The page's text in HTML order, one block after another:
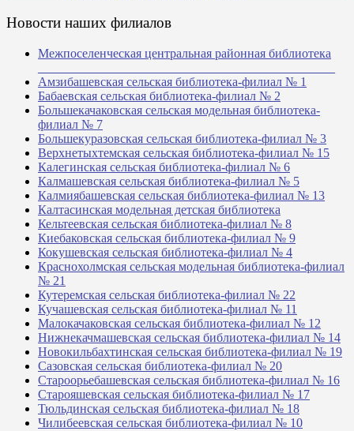
Новости наших филиалов
Межпоселенческая центральная районная библиотека
Амзибашевская сельская библиотека-филиал № 1
Бабаевская сельская библиотека-филиал № 2
Большекачаковская сельская модельная библиотека-
филиал № 7
Большекуразовская сельская библиотека-филиал № 3
Верхнетыхтемская сельская библиотека-филиал № 15
Калегинская сельская библиотека-филиал № 6
Калмашевская сельская библиотека-филиал № 5
Калмиябашевская сельская библиотека-филиал № 13
Калтасинская модельная детская библиотека
Кельтеевская сельская библиотека-филиал № 8
Киебаковская сельская библиотека-филиал № 9
Кокушевская сельская библиотека-филиал № 4
Краснохолмская сельская модельная библиотека-филиал
№ 21
Кутеремская сельская библиотека-филиал № 22
Кучашевская сельская библиотека-филиал № 11
Малокачаковская сельская библиотека-филиал № 12
Нижнекачмашевская сельская библиотека-филиал № 14
Новокильбахтинская сельская библиотека-филиал № 19
Сазовская сельская библиотека-филиал № 20
Староорьебашевская сельская библиотека-филиал № 16
Старояшевская сельская библиотека-филиал № 17
Тюльдинская сельская библиотека-филиал № 18
Чилибеевская сельская библиотека-филиал № 10